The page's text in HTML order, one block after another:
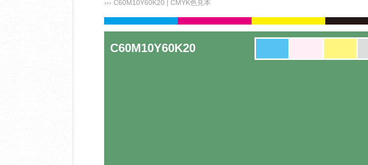
››› C60M10Y60K20 | CMYK色見本
C60M10Y60K20